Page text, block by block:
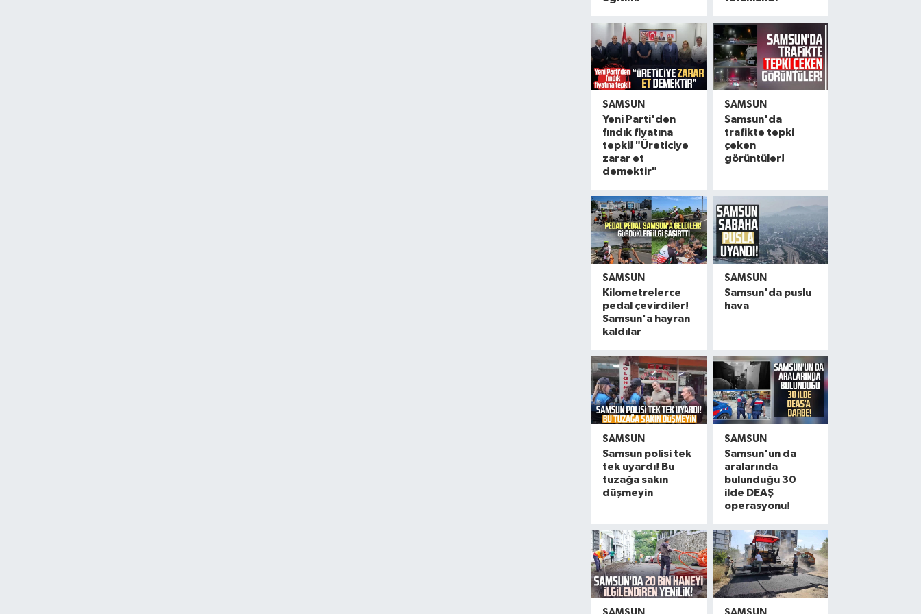
SAMSUN
Yeni Parti'den
fındık fiyatına
tepki! "Üreticiye
zarar et
demektir"
SAMSUN
Samsun'da
trafikte tepki
çeken
görüntüler!
SAMSUN
Kilometrelerce
pedal çevirdiler!
Samsun'a hayran
kaldılar
SAMSUN
Samsun'da puslu
hava
SAMSUN
Samsun polisi tek
tek uyardı! Bu
tuzağa sakın
düşmeyin
SAMSUN
Samsun'un da
aralarında
bulunduğu 30
ilde DEAŞ
operasyonu!